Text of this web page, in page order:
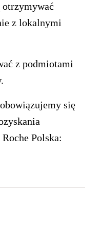
otrzymywać
z lokalnymi
z podmiotami
się
Polska: